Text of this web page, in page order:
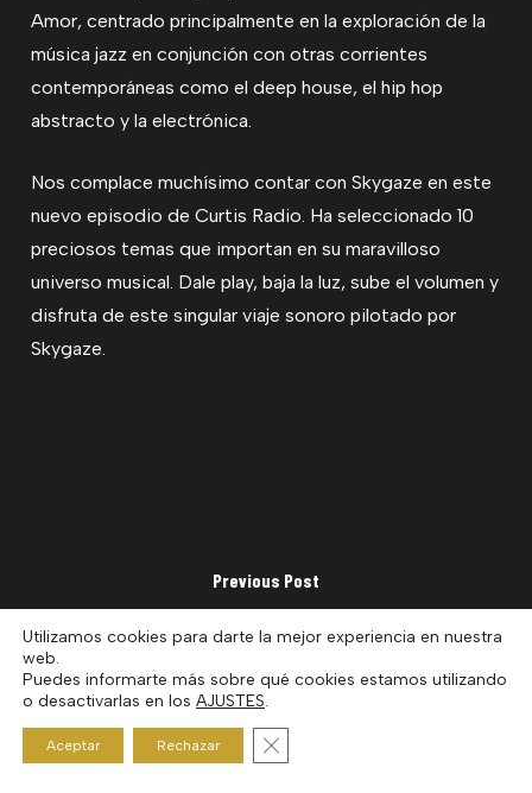
Amor, centrado principalmente en la exploración de la
música jazz en conjunción con otras corrientes
contemporáneas como el deep house, el hip hop
abstracto y la electrónica.
Nos complace muchísimo contar con Skygaze en este
nuevo episodio de Curtis Radio. Ha seleccionado 10
preciosos temas que importan en su maravilloso
universo musical. Dale play, baja la luz, sube el volumen y
disfruta de este singular viaje sonoro pilotado por
Skygaze.
Previous Post
Utilizamos cookies para darte la mejor experiencia en nuestra
web.
Puedes informarte más sobre qué cookies estamos utilizando
o desactivarlas en los AJUSTES.
Aceptar Rechazar Cerrar el banner de cookies